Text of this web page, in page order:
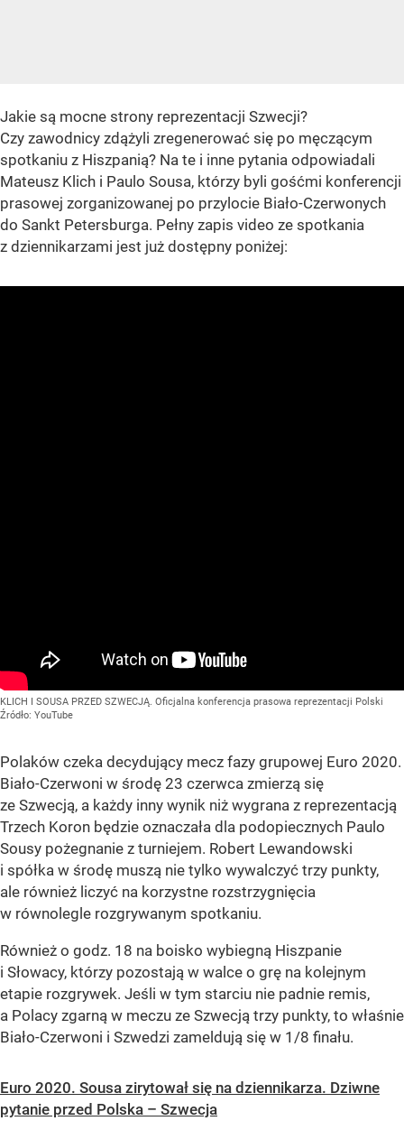
Jakie są mocne strony reprezentacji Szwecji?
Czy zawodnicy zdążyli zregenerować się po męczącym
spotkaniu z Hiszpanią? Na te i inne pytania odpowiadali
Mateusz Klich i Paulo Sousa, którzy byli gośćmi konferencji
prasowej zorganizowanej po przylocie Biało-Czerwonych
do Sankt Petersburga. Pełny zapis video ze spotkania
z dziennikarzami jest już dostępny poniżej:
KLICH I SOUSA PRZED SZWECJĄ. Oficjalna konferencja prasowa reprezentacji Polski
Źródło: YouTube
Polaków czeka decydujący mecz fazy grupowej Euro 2020.
Biało-Czerwoni w środę 23 czerwca zmierzą się
ze Szwecją, a każdy inny wynik niż wygrana z reprezentacją
Trzech Koron będzie oznaczała dla podopiecznych Paulo
Sousy pożegnanie z turniejem. Robert Lewandowski
i spółka w środę muszą nie tylko wywalczyć trzy punkty,
ale również liczyć na korzystne rozstrzygnięcia
w równolegle rozgrywanym spotkaniu.
Również o godz. 18 na boisko wybiegną Hiszpanie
i Słowacy, którzy pozostają w walce o grę na kolejnym
etapie rozgrywek. Jeśli w tym starciu nie padnie remis,
a Polacy zgarną w meczu ze Szwecją trzy punkty, to właśnie
Biało-Czerwoni i Szwedzi zameldują się w 1/8 finału.
Euro 2020. Sousa zirytował się na dziennikarza. Dziwne
pytanie przed Polska – Szwecja